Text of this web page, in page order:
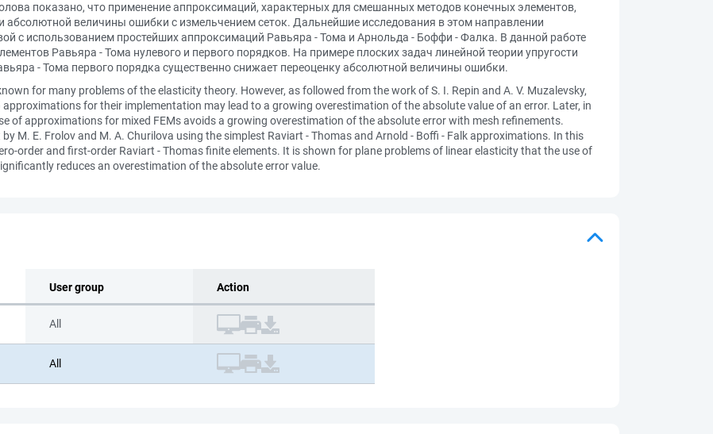
показано, что применение аппроксимаций, характерных для смешанных методов конечных элементов,
абсолютной величины ошибки с измельчением сеток. Дальнейшие исследования в этом направлении
с использованием простейших аппроксимаций Равьяра - Тома и Арнольда - Боффи - Фалка. В данной работе
Равьяра - Тома нулевого и первого порядков. На примере плоских задач линейной теории упругости
- Тома первого порядка существенно снижает переоценку абсолютной величины ошибки.
for many problems of the elasticity theory. However, as followed from the work of S. I. Repin and A. V. Muzalevsky,
for their implementation may lead to a growing overestimation of the absolute value of an error. Later, in
of approximations for mixed FEMs avoids a growing overestimation of the absolute error with mesh refinements.
M. E. Frolov and M. A. Churilova using the simplest Raviart - Thomas and Arnold - Boffi - Falk approximations. In this
order and first-order Raviart - Thomas finite elements. It is shown for plane problems of linear elasticity that the use of
reduces an overestimation of the absolute error value.
User group Action
All
All